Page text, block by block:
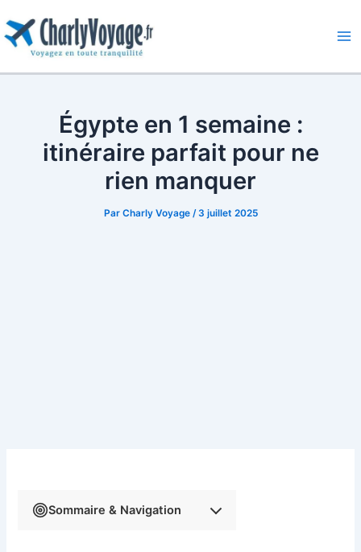
au
contenu
Égypte en 1 semaine :
itinéraire parfait pour ne
rien manquer
Par Charly Voyage / 3 juillet 2025
Sommaire & Navigation